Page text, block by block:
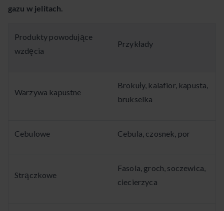
gazu w jelitach.
Produkty powodujące
wzdęcia
Przykłady
Warzywa kapustne
Brokuły, kalafior, kapusta,
brukselka
Cebulowe Cebula, czosnek, por
Strączkowe
Fasola, groch, soczewica,
ciecierzyca